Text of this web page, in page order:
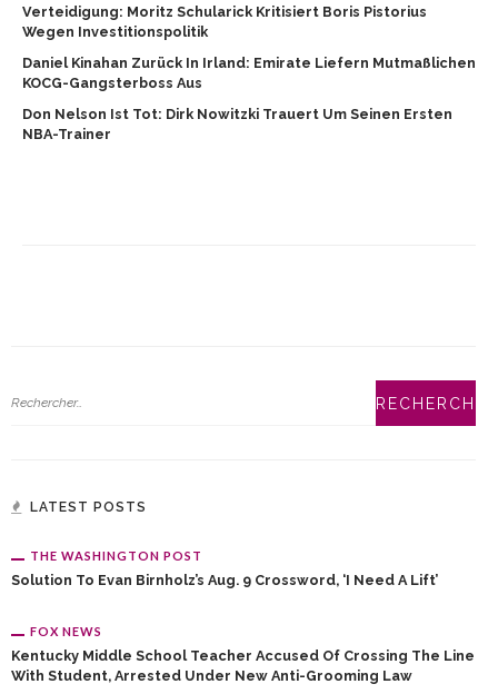
Verteidigung: Moritz Schularick Kritisiert Boris Pistorius
Wegen Investitionspolitik
Daniel Kinahan Zurück In Irland: Emirate Liefern Mutmaßlichen
KOCG-Gangsterboss Aus
Don Nelson Ist Tot: Dirk Nowitzki Trauert Um Seinen Ersten
NBA-Trainer
LATEST POSTS
THE WASHINGTON POST
Solution To Evan Birnholz’s Aug. 9 Crossword, ‘I Need A Lift’
FOX NEWS
Kentucky Middle School Teacher Accused Of Crossing The Line
With Student, Arrested Under New Anti-Grooming Law